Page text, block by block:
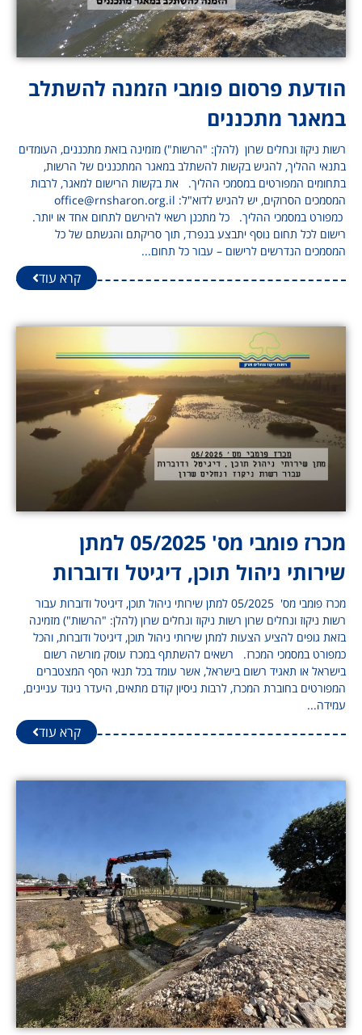
הודעת פרסום פומבי הזמנה להשתלב
במאגר מתכננים
רשות ניקוז ונחלים שרון (להלן: "הרשות") מזמינה בזאת מתכננים, העומדים
בתנאי ההליך, להגיש בקשות להשתלב במאגר המתכננים של הרשות,
בתחומים המפורטים במסמכי ההליך. את בקשות הרישום למאגר, לרבות
המסמכים הסרוקים, יש להגיש לדוא"ל: office@rnsharon.org.il
כמפורט במסמכי ההליך. כל מתכנן רשאי להירשם לתחום אחד או יותר.
רישום לכל תחום נוסף יתבצע בנפרד, תוך סריקתם והגשתם של כל
המסמכים הנדרשים לרישום – עבור כל תחום...
קרא עוד
מכרז פומבי מס' 05/2025 למתן
שירותי ניהול תוכן, דיגיטל ודוברות
מכרז פומבי מס' 05/2025 למתן שירותי ניהול תוכן, דיגיטל ודוברות עבור
רשות ניקוז ונחלים שרון רשות ניקוז ונחלים שרון (להלן: "הרשות") מזמינה
בזאת גופים להציע הצעות למתן שירותי ניהול תוכן, דיגיטל ודוברות, והכל
כמפורט במסמכי המכרז. רשאים להשתתף במכרז עוסק מורשה רשום
בישראל או תאגיד רשום בישראל, אשר עומד בכל תנאי הסף המצטברים
המפורטים בחוברת המכרז, לרבות ניסיון קודם מתאים, היעדר ניגוד עניינים,
עמידה...
קרא עוד